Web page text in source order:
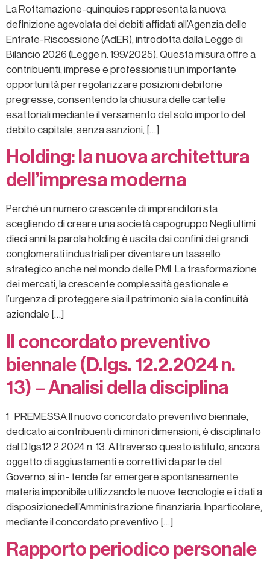
La Rottamazione-quinquies rappresenta la nuova
definizione agevolata dei debiti affidati all’Agenzia delle
Entrate-Riscossione (AdER), introdotta dalla Legge di
Bilancio 2026 (Legge n. 199/2025). Questa misura offre a
contribuenti, imprese e professionisti un’importante
opportunità per regolarizzare posizioni debitorie
pregresse, consentendo la chiusura delle cartelle
esattoriali mediante il versamento del solo importo del
debito capitale, senza sanzioni, […]
Holding: la nuova architettura
dell’impresa moderna
Perché un numero crescente di imprenditori sta
scegliendo di creare una società capogruppo Negli ultimi
dieci anni la parola holding è uscita dai confini dei grandi
conglomerati industriali per diventare un tassello
strategico anche nel mondo delle PMI. La trasformazione
dei mercati, la crescente complessità gestionale e
l’urgenza di proteggere sia il patrimonio sia la continuità
aziendale […]
Il concordato preventivo
biennale (D.lgs. 12.2.2024 n.
13) – Analisi della disciplina
1 PREMESSA Il nuovo concordato preventivo biennale,
dedicato ai contribuenti di minori dimensioni, è disciplinato
dal D.lgs.12.2.2024 n. 13. Attraverso questo istituto, ancora
oggetto di aggiustamenti e correttivi da parte del
Governo, si in- tende far emergere spontaneamente
materia imponibile utilizzando le nuove tecnologie e i dati a
disposizionedell’Amministrazione finanziaria. Inparticolare,
mediante il concordato preventivo […]
Rapporto periodico personale